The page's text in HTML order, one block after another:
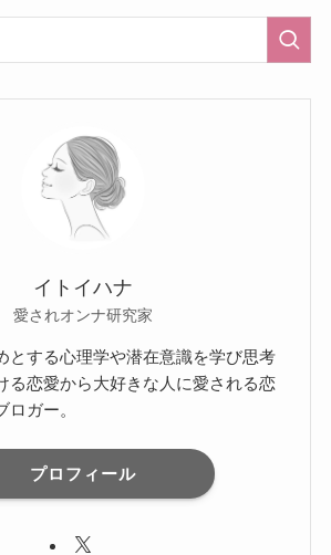
イトイハナ
愛されオンナ研究家
とする心理学や潜在意識を学び思考
る恋愛から大好きな人に愛される恋
ガー。
プロフィール